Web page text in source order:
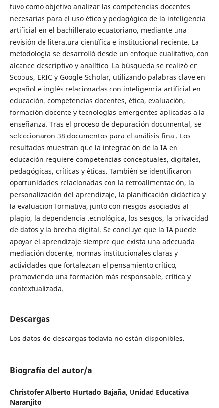
tuvo como objetivo analizar las competencias docentes
necesarias para el uso ético y pedagógico de la inteligencia
artificial en el bachillerato ecuatoriano, mediante una
revisión de literatura científica e institucional reciente. La
metodología se desarrolló desde un enfoque cualitativo, con
alcance descriptivo y analítico. La búsqueda se realizó en
Scopus, ERIC y Google Scholar, utilizando palabras clave en
español e inglés relacionadas con inteligencia artificial en
educación, competencias docentes, ética, evaluación,
formación docente y tecnologías emergentes aplicadas a la
enseñanza. Tras el proceso de depuración documental, se
seleccionaron 38 documentos para el análisis final. Los
resultados muestran que la integración de la IA en
educación requiere competencias conceptuales, digitales,
pedagógicas, críticas y éticas. También se identificaron
oportunidades relacionadas con la retroalimentación, la
personalización del aprendizaje, la planificación didáctica y
la evaluación formativa, junto con riesgos asociados al
plagio, la dependencia tecnológica, los sesgos, la privacidad
de datos y la brecha digital. Se concluye que la IA puede
apoyar el aprendizaje siempre que exista una adecuada
mediación docente, normas institucionales claras y
actividades que fortalezcan el pensamiento crítico,
promoviendo una formación más responsable, crítica y
contextualizada.
Descargas
Los datos de descargas todavía no están disponibles.
Biografía del autor/a
Christofer Alberto Hurtado Bajaña, Unidad Educativa
Naranjito